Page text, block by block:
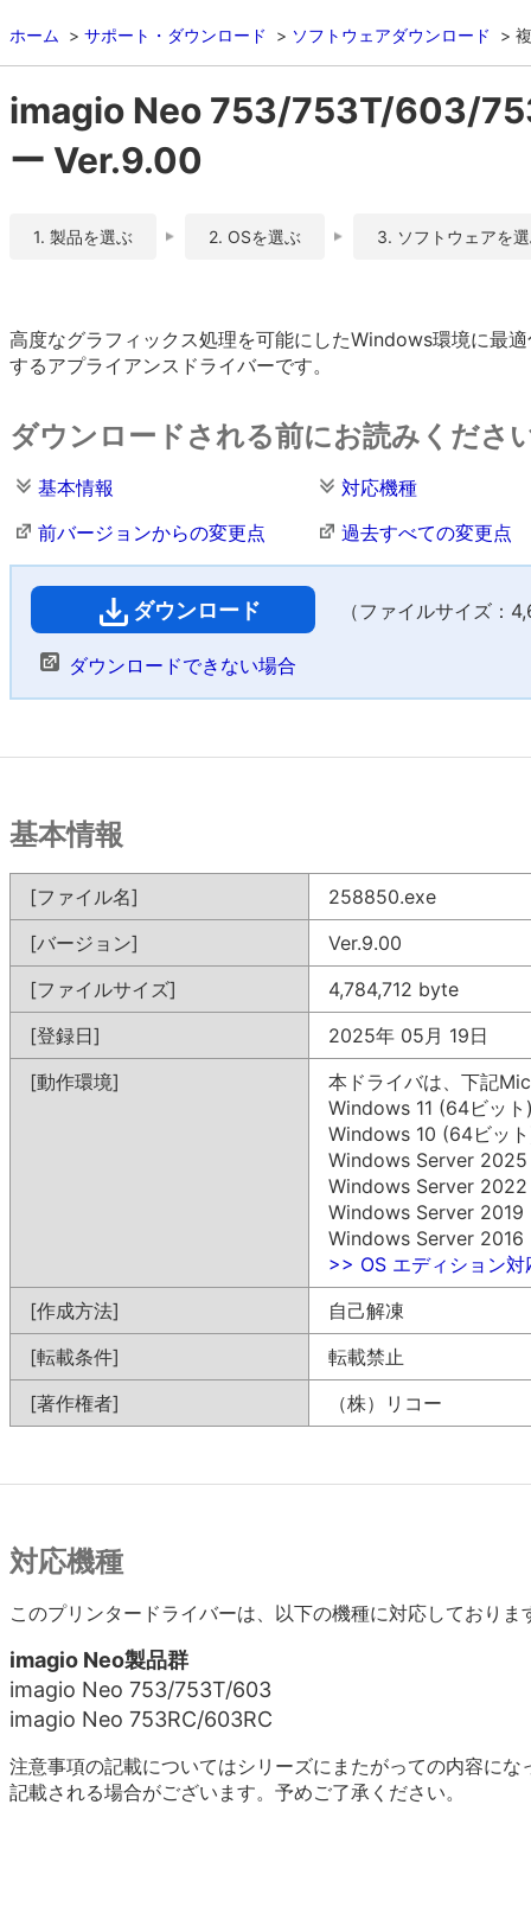
ホーム サポート・ダウンロード ソフトウェアダウンロード
imagio Neo 753/753T/603/
ー Ver.9.00
1. 製品を選ぶ 2. OSを選ぶ 3. ソフトウェアを
高度なグラフィックス処理を可能にしたWindows環境に最
するアプライアンスドライバーです。
ダウンロードされる前にお読みくださ
基本情報
対応機種
前バージョンからの変更点
過去すべての変更点
ダウンロード （ファイルサイズ：
ダウンロードできない場合
基本情報
[ファイル名]
258850.exe
[バージョン]
Ver.9.00
[ファイルサイズ]
4,784,712 byte
[登録日]
2025年 05月 19日
[動作環境]
本ドライバは、下記
Windows 11 (64ビット
Windows 10 (64ビッ
Windows Server
Windows Server
Windows Server 2019
Windows Server 2016
>> OS エディション対
[作成方法]
自己解凍
[転載条件]
転載禁止
[著作権者]
（株）リコー
対応機種
このプリンタードライバーは、以下の機種に対応しておりま
imagio Neo製品群
imagio Neo 753/753T/603
imagio Neo 753RC/603RC
注意事項の記載についてはシリーズにまたがっての内容に
記載される場合がございます。予めご了承ください。